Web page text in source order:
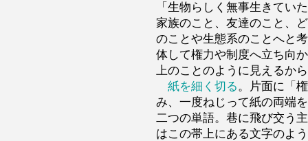
「生物らしく無事生きてい
家族のこと、友達のこと、
のことや生態系のことへと
体して権力や制度へ立ち向
上のことのように見えるか
紙を細く切る。片面に「
み、一度ねじって紙の両端
二つの単語。巷に飛び交う
はこの帯上にある文字のよ